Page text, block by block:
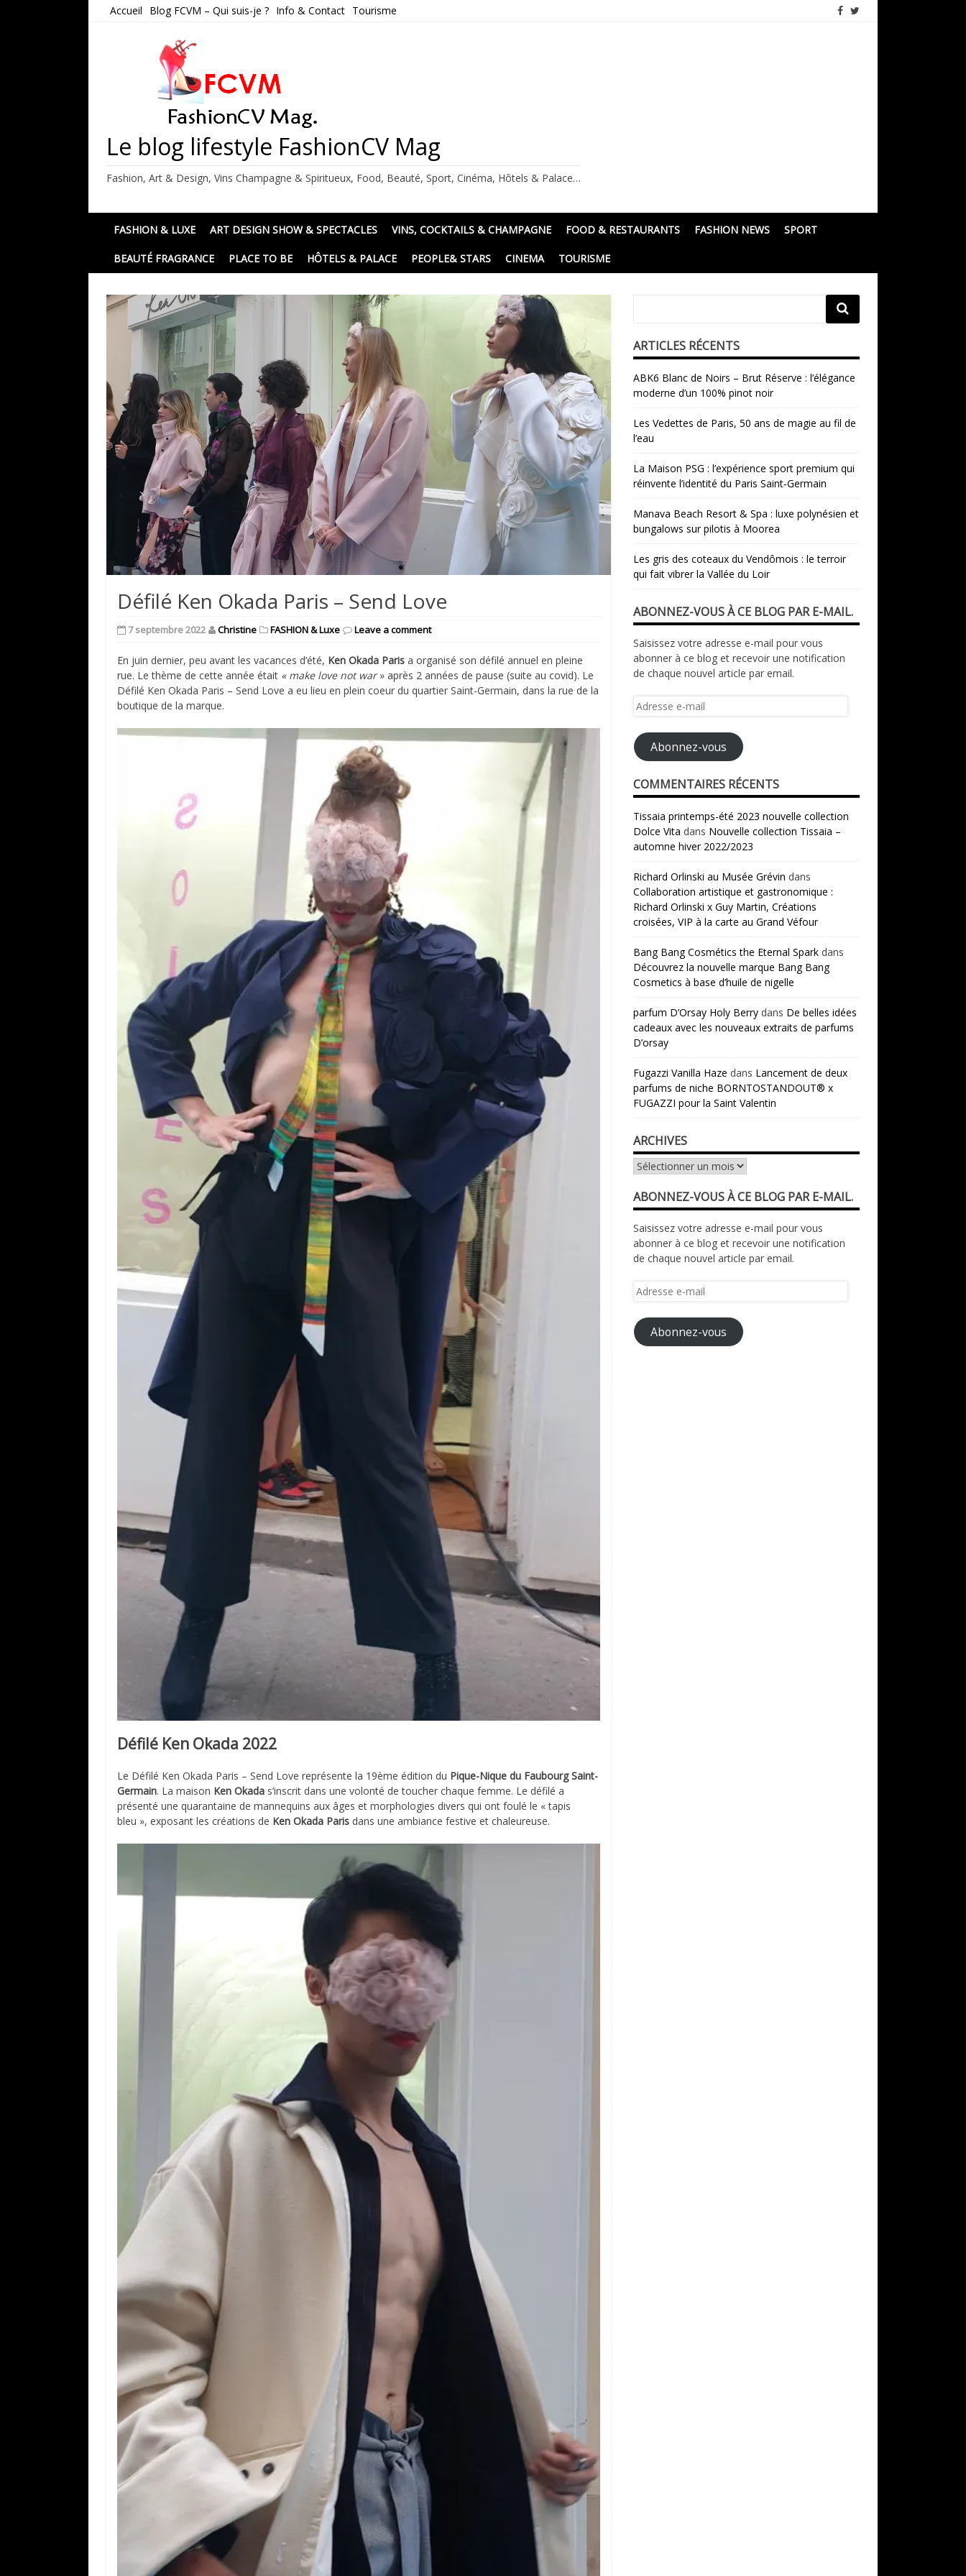
Accueil Blog FCVM – Qui suis-je ? Info & Contact Tourisme
Le blog lifestyle FashionCV Mag
Fashion, Art & Design, Vins Champagne & Spiritueux, Food, Beauté, Sport, Cinéma, Hôtels & Palace…
FASHION & LUXE ART DESIGN SHOW & SPECTACLES VINS, COCKTAILS & CHAMPAGNE FOOD & RESTAURANTS FASHION NEWS SPORT
BEAUTÉ FRAGRANCE PLACE TO BE HÔTELS & PALACE PEOPLE& STARS CINEMA TOURISME
Défilé Ken Okada Paris – Send Love
7 septembre 2022 Christine FASHION & Luxe Leave a comment
En juin dernier, peu avant les vacances d’été, Ken Okada Paris a organisé son défilé annuel en pleine
rue. Le thème de cette année était « make love not war» après 2 années de pause (suite au covid). Le
Défilé Ken Okada Paris – Send Love a eu lieu en plein coeur du quartier Saint-Germain, dans la rue de la
boutique de la marque.
Défilé Ken Okada 2022
Le Défilé Ken Okada Paris – Send Love représente la 19ème édition du Pique-Nique du Faubourg Saint-
Germain. La maison Ken Okada s’inscrit dans une volonté de toucher chaque femme. Le défilé a
présenté une quarantaine de mannequins aux âges et morphologies divers qui ont foulé le « tapis
bleu », exposant les créations de Ken Okada Paris dans une ambiance festive et chaleureuse.
ARTICLES RÉCENTS
ABK6 Blanc de Noirs – Brut Réserve : l’élégance
moderne d’un 100% pinot noir
Les Vedettes de Paris, 50 ans de magie au fil de
l’eau
La Maison PSG : l’expérience sport premium qui
réinvente l’identité du Paris Saint‑Germain
Manava Beach Resort & Spa : luxe polynésien et
bungalows sur pilotis à Moorea
Les gris des coteaux du Vendômois : le terroir
qui fait vibrer la Vallée du Loir
ABONNEZ-VOUS À CE BLOG PAR E-MAIL.
Saisissez votre adresse e-mail pour vous
abonner à ce blog et recevoir une notification
de chaque nouvel article par email.
Adresse
mail
Abonnez-vous
COMMENTAIRES RÉCENTS
Tissaia printemps-été 2023 nouvelle collection
Dolce Vita dans Nouvelle collection Tissaia –
automne hiver 2022/2023
Richard Orlinski au Musée Grévin dans
Collaboration artistique et gastronomique :
Richard Orlinski x Guy Martin, Créations
croisées, VIP à la carte au Grand Véfour
Bang Bang Cosmétics the Eternal Spark dans
Découvrez la nouvelle marque Bang Bang
Cosmetics à base d’huile de nigelle
parfum D’Orsay Holy Berry dans De belles idées
cadeaux avec les nouveaux extraits de parfums
D’orsay
Fugazzi Vanilla Haze dans Lancement de deux
parfums de niche BORNTOSTANDOUT® x
FUGAZZI pour la Saint Valentin
ARCHIVES
Archives
ABONNEZ-VOUS À CE BLOG PAR E-MAIL.
Saisissez votre adresse e-mail pour vous
abonner à ce blog et recevoir une notification
de chaque nouvel article par email.
Adresse
mail
Abonnez-vous